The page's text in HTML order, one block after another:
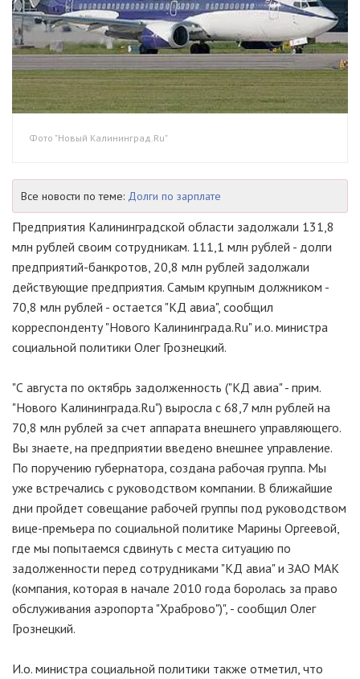
Фото "Новый Калининград.Ru"
Все новости по теме: Долги по зарплате
Предприятия Калининградской области задолжали 131,8
млн рублей своим сотрудникам. 111,1 млн рублей - долги
предприятий-банкротов, 20,8 млн рублей задолжали
действующие предприятия. Самым крупным должником -
70,8 млн рублей - остается "КД авиа", сообщил
корреспонденту "Нового Калининграда.Ru" и.о. министра
социальной политики Олег Грознецкий.
"С августа по октябрь задолженность ("КД авиа" - прим.
"Нового Калининграда.Ru") выросла с 68,7 млн рублей на
70,8 млн рублей за счет аппарата внешнего управляющего.
Вы знаете, на предприятии введено внешнее управление.
По поручению губернатора, создана рабочая группа. Мы
уже встречались с руководством компании. В ближайшие
дни пройдет совещание рабочей группы под руководством
вице-премьера по социальной политике Марины Оргеевой,
где мы попытаемся сдвинуть с места ситуацию по
задолженности перед сотрудниками "КД авиа" и ЗАО МАК
(компания, которая в начале 2010 года боролась за право
обслуживания аэропорта "Храброво")", - сообщил Олег
Грознецкий.
И.о. министра социальной политики также отметил, что